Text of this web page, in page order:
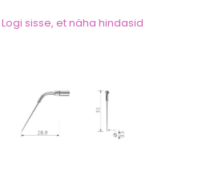
Logi sisse, et näha hindasid